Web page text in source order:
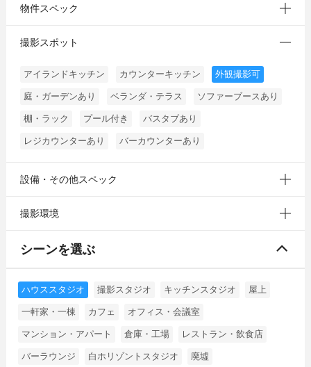
物件スペック
撮影スポット
アイランドキッチン カウンターキッチン 外観撮影可
庭・ガーデンあり ベランダ・テラス ソファーブースあり
棚・ラック プール付き バスタブあり
レジカウンターあり バーカウンターあり
設備・その他スペック
撮影環境
シーンを選ぶ
ハウススタジオ 撮影スタジオ キッチンスタジオ 屋上
一軒家・一棟 カフェ オフィス・会議室
マンション・アパート 倉庫・工場 レストラン・飲食店
バーラウンジ 白ホリゾントスタジオ 廃墟